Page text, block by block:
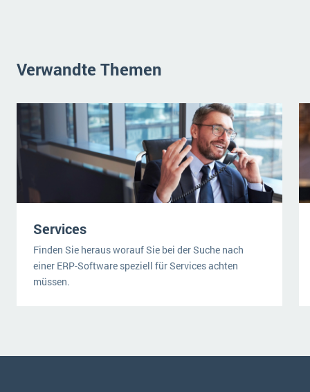
Verwandte Themen
Services
Finden Sie heraus worauf Sie bei der Suche nach
einer ERP-Software speziell für Services achten
müssen.